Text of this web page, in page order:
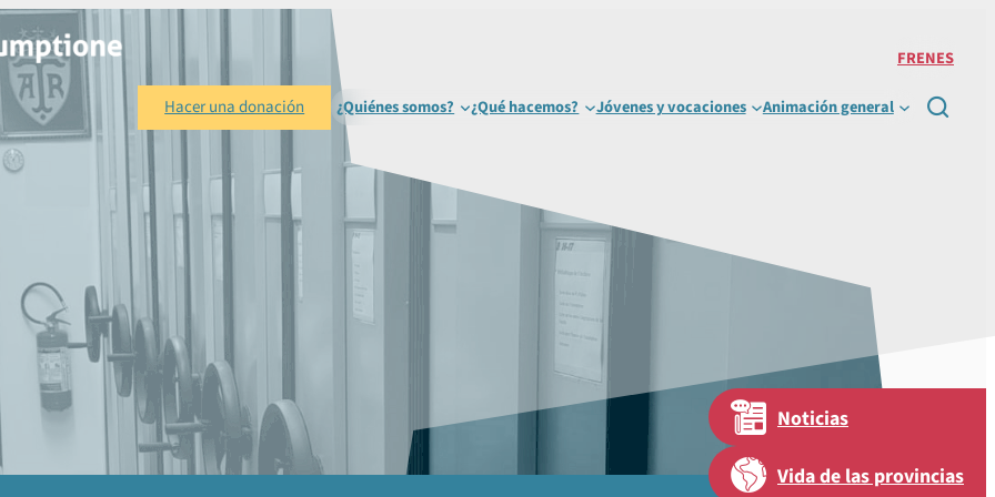
FRENES
Hacer una donación ¿Quiénes somos? ¿Qué hacemos? Jóvenes y vocaciones Animación general 
Noticias
Vida de las provincias